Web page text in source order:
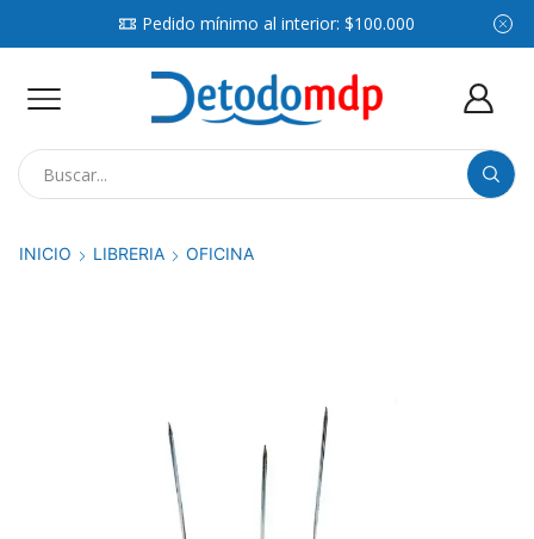
Pedido mínimo al interior: $100.000
INICIO LIBRERIA OFICINA